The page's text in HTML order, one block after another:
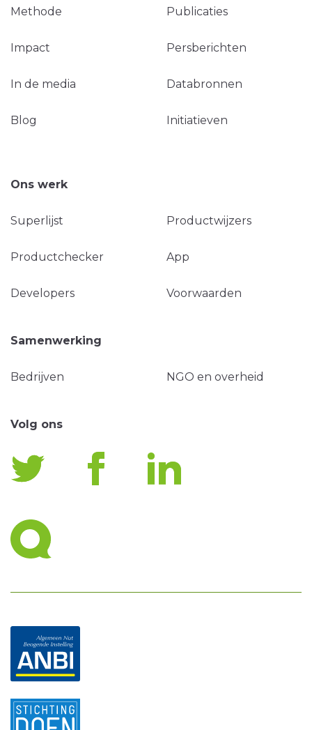
Methode Publicaties
Impact Persberichten
In de media Databronnen
Blog Initiatieven
Ons werk
Superlijst Productwijzers
Productchecker App
Developers Voorwaarden
Samenwerking
Bedrijven NGO en overheid
Volg ons